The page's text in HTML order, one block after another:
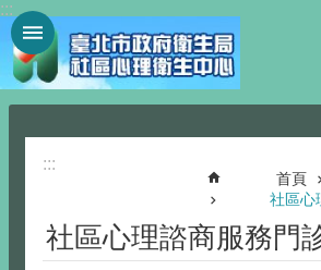
跳到主要內容區塊
:::
:::
首頁
社區心
社區心理諮商服務門